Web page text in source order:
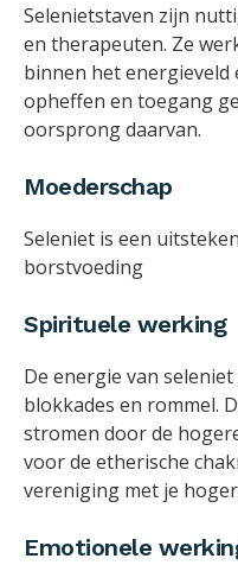
Selenietstaven zijn
en therapeuten. Ze
binnen het energieveld
opheffen en toegang
oorsprong daarvan.
Moederschap
Seleniet is een
borstvoeding
Spirituele werking
De energie van
blokkades en rommel.
stromen door de
voor de etherische
vereniging met je
Emotionele